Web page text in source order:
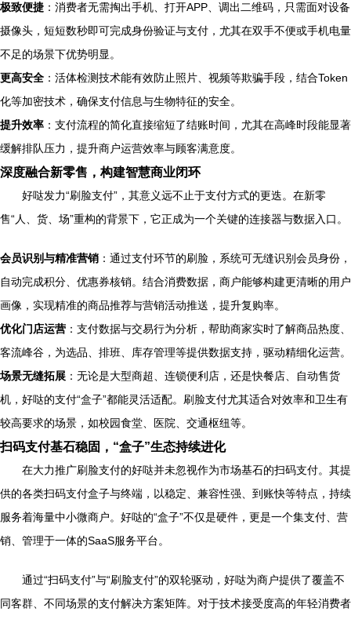
极致便捷 ：消费者无需掏出手机、打开APP、调出二维码，只需面对设备
摄像头，短短数秒即可完成身份验证与支付，尤其在双手不便或手机电量
不足的场景下优势明显。
更高安全 ：活体检测技术能有效防止照片、视频等欺骗手段，结合Token
化等加密技术，确保支付信息与生物特征的安全。
提升效率 ：支付流程的简化直接缩短了结账时间，尤其在高峰时段能显著
缓解排队压力，提升商户运营效率与顾客满意度。
深度融合新零售，构建智慧商业闭环
好哒发力“刷脸支付”，其意义远不止于支付方式的更迭。在新零
售“人、货、场”重构的背景下，它正成为一个关键的连接器与数据入口。
会员识别与精准营销 ：通过支付环节的刷脸，系统可无缝识别会员身份，
自动完成积分、优惠券核销。结合消费数据，商户能够构建更清晰的用户
画像，实现精准的商品推荐与营销活动推送，提升复购率。
优化门店运营 ：支付数据与交易行为分析，帮助商家实时了解商品热度、
客流峰谷，为选品、排班、库存管理等提供数据支持，驱动精细化运营。
场景无缝拓展 ：无论是大型商超、连锁便利店，还是快餐店、自动售货
机，好哒的支付“盒子”都能灵活适配。刷脸支付尤其适合对效率和卫生有
较高要求的场景，如校园食堂、医院、交通枢纽等。
扫码支付基石稳固，“盒子”生态持续进化
在大力推广刷脸支付的好哒并未忽视作为市场基石的扫码支付。其提
供的各类扫码支付盒子与终端，以稳定、兼容性强、到账快等特点，持续
服务着海量中小微商户。好哒的“盒子”不仅是硬件，更是一个集支付、营
销、管理于一体的SaaS服务平台。
通过“扫码支付”与“刷脸支付”的双轮驱动，好哒为商户提供了覆盖不
同客群、不同场景的支付解决方案矩阵。对于技术接受度高的年轻消费者